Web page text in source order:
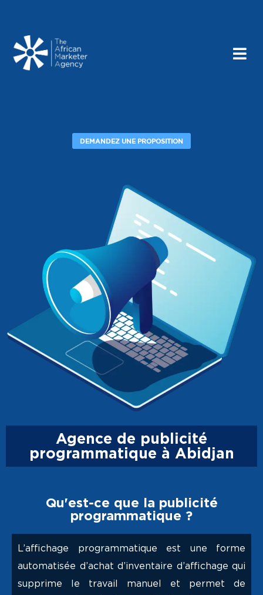
DEMANDEZ UNE PROPOSITION
Agence de publicité
programmatique à Abidjan
Qu'est-ce que la publicité
programmatique ?
L’affichage programmatique est une forme
automatisée d’achat d’inventaire d’affichage qui
supprime le travail manuel et permet de